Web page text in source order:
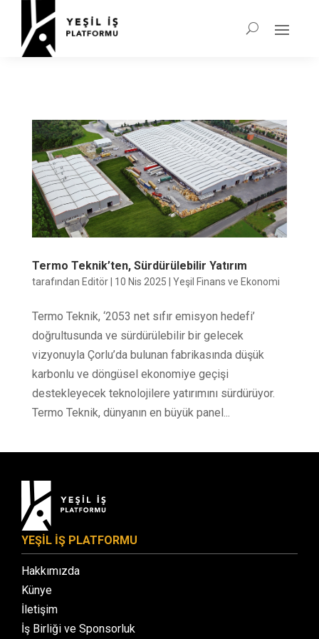
Termo Teknik’ten, Sürdürülebilir Yatırım
tarafından Editör| 10 Nis 2025 Yeşil Finans ve Ekonomi
Termo Teknik, ‘2053 net sıfır emisyon hedefi’
doğrultusunda ve sürdürülebilir bir gelecek
vizyonuyla Çorlu’da bulunan fabrikasında düşük
karbonlu ve döngüsel ekonomiye geçişi
destekleyecek teknolojilere yatırımını sürdürüyor.
Termo Teknik, dünyanın en büyük panel...
YEŞİL İŞ PLATFORMU
Hakkımızda
Künye
İletişim
İş Birliği ve Sponsorluk